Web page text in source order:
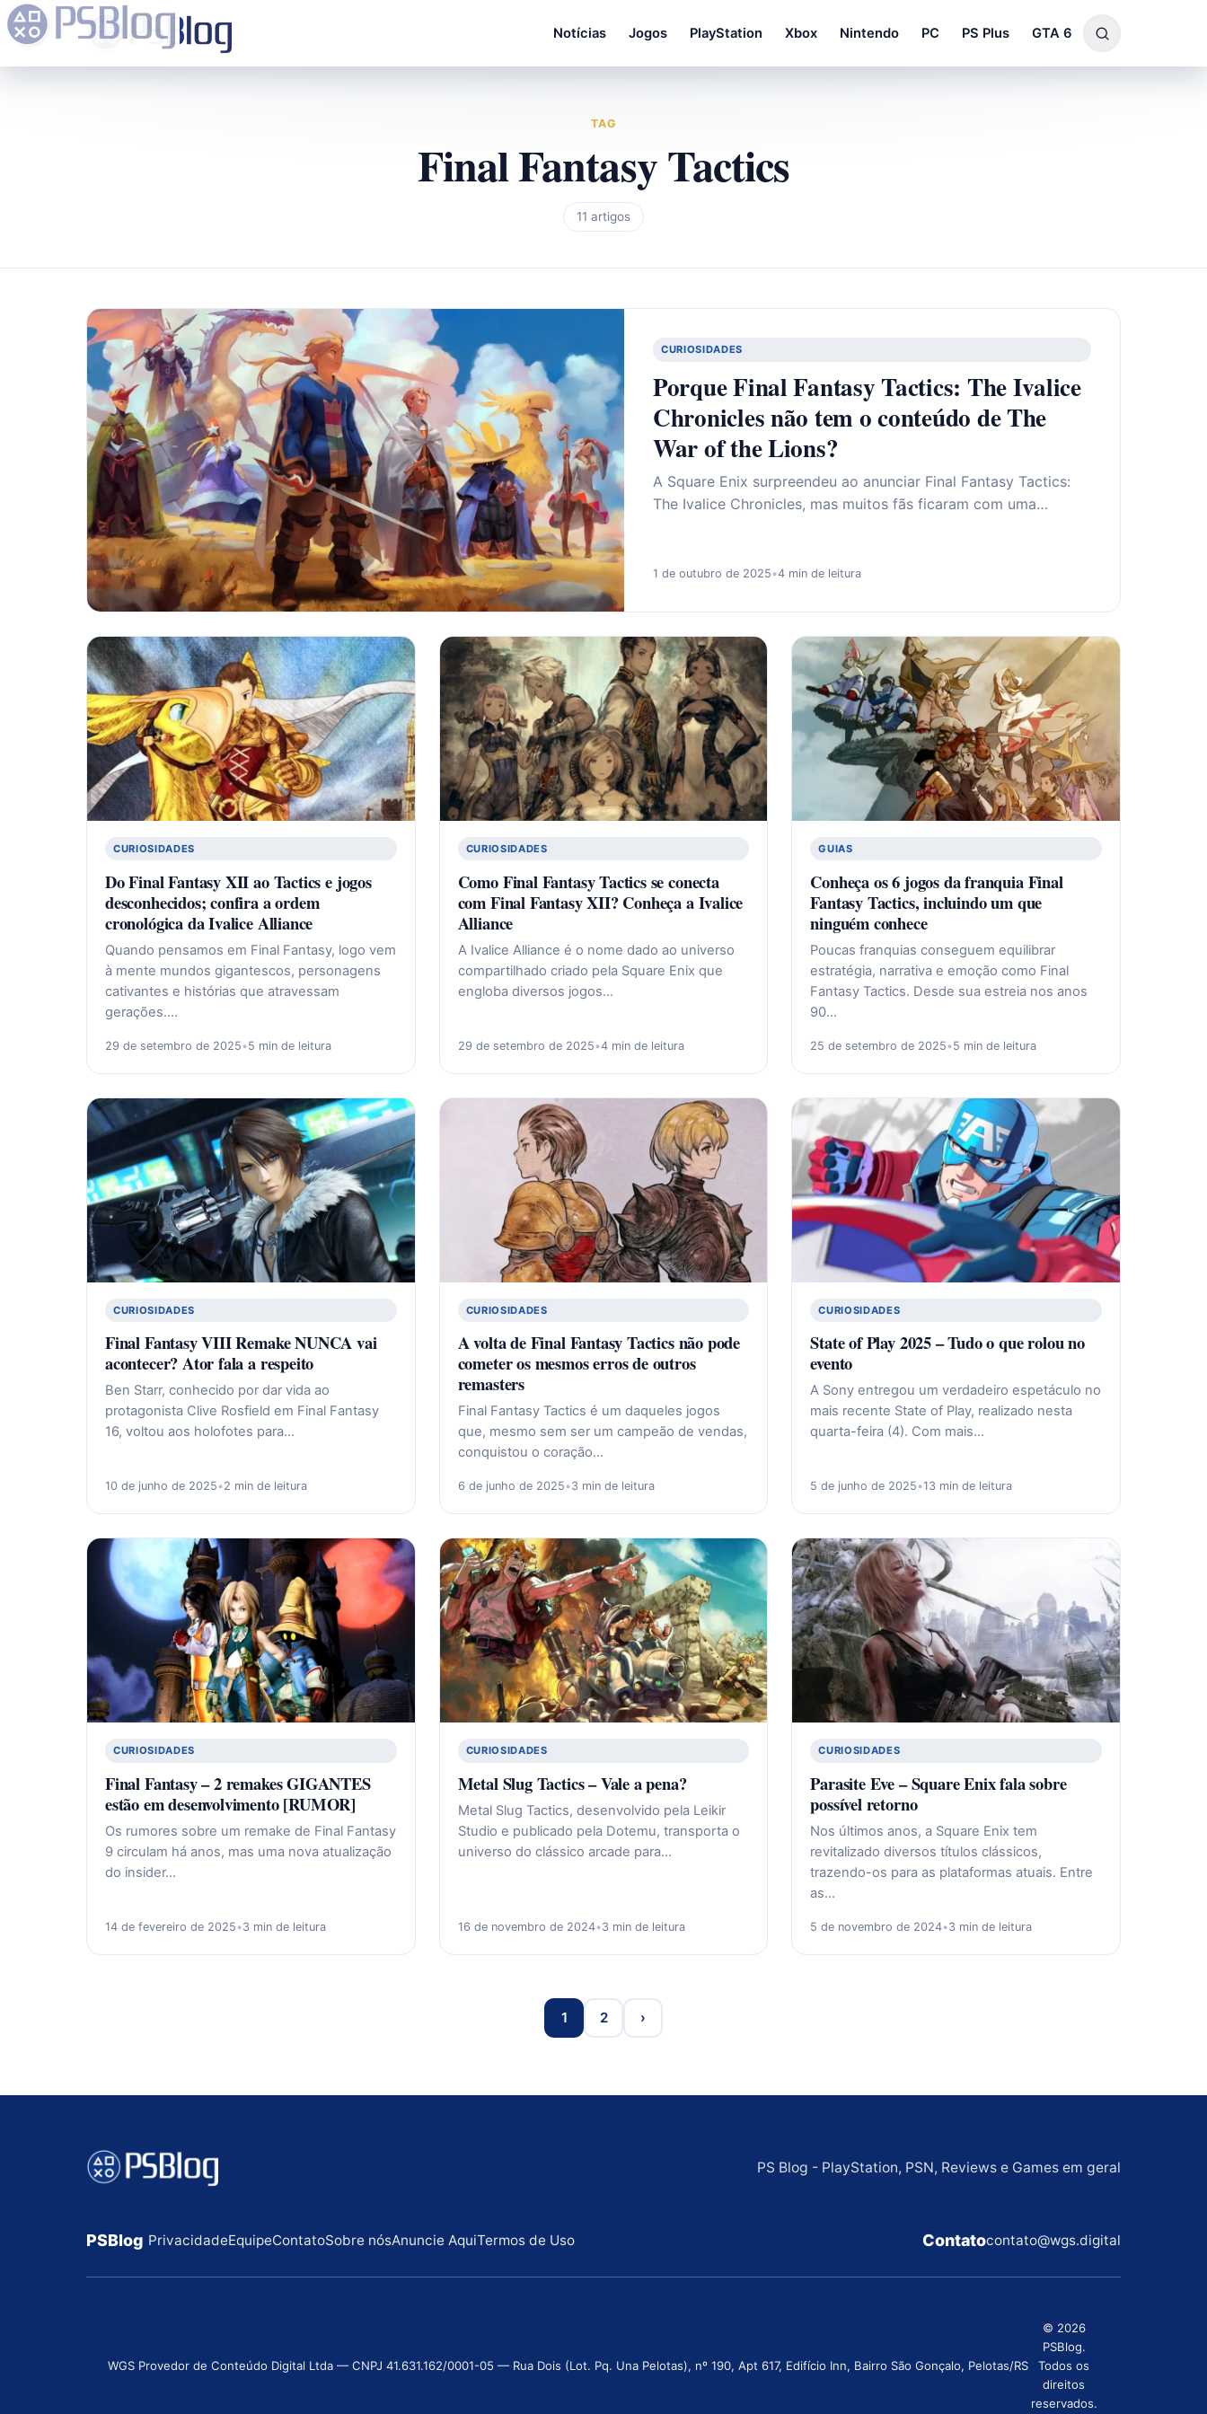
Notícias Jogos PlayStation Xbox Nintendo PC PS Plus GTA 6
TAG
Final Fantasy Tactics
11 artigos
CURIOSIDADES
Porque Final Fantasy Tactics: The Ivalice
Chronicles não tem o conteúdo de The
War of the Lions?
A Square Enix surpreendeu ao anunciar Final Fantasy Tactics:
The Ivalice Chronicles, mas muitos fãs ficaram com uma…
1 de outubro de 2025•4 min de leitura
CURIOSIDADES
Do Final Fantasy XII ao Tactics e jogos
desconhecidos; confira a ordem
cronológica da Ivalice Alliance
Quando pensamos em Final Fantasy, logo vem
à mente mundos gigantescos, personagens
cativantes e histórias que atravessam
gerações.…
29 de setembro de 2025•5 min de leitura
CURIOSIDADES
Como Final Fantasy Tactics se conecta
com Final Fantasy XII? Conheça a Ivalice
Alliance
A Ivalice Alliance é o nome dado ao universo
compartilhado criado pela Square Enix que
engloba diversos jogos…
29 de setembro de 2025•4 min de leitura
GUIAS
Conheça os 6 jogos da franquia Final
Fantasy Tactics, incluindo um que
ninguém conhece
Poucas franquias conseguem equilibrar
estratégia, narrativa e emoção como Final
Fantasy Tactics. Desde sua estreia nos anos
90…
25 de setembro de 2025•5 min de leitura
CURIOSIDADES
Final Fantasy VIII Remake NUNCA vai
acontecer? Ator fala a respeito
Ben Starr, conhecido por dar vida ao
protagonista Clive Rosfield em Final Fantasy
16, voltou aos holofotes para…
10 de junho de 2025•2 min de leitura
CURIOSIDADES
A volta de Final Fantasy Tactics não pode
cometer os mesmos erros de outros
remasters
Final Fantasy Tactics é um daqueles jogos
que, mesmo sem ser um campeão de vendas,
conquistou o coração…
6 de junho de 2025•3 min de leitura
CURIOSIDADES
State of Play 2025 – Tudo o que rolou no
evento
A Sony entregou um verdadeiro espetáculo no
mais recente State of Play, realizado nesta
quarta-feira (4). Com mais…
5 de junho de 2025•13 min de leitura
CURIOSIDADES
Final Fantasy – 2 remakes GIGANTES
estão em desenvolvimento [RUMOR]
Os rumores sobre um remake de Final Fantasy
9 circulam há anos, mas uma nova atualização
do insider…
14 de fevereiro de 2025•3 min de leitura
CURIOSIDADES
Metal Slug Tactics – Vale a pena?
Metal Slug Tactics, desenvolvido pela Leikir
Studio e publicado pela Dotemu, transporta o
universo do clássico arcade para…
16 de novembro de 2024•3 min de leitura
CURIOSIDADES
Parasite Eve – Square Enix fala sobre
possível retorno
Nos últimos anos, a Square Enix tem
revitalizado diversos títulos clássicos,
trazendo-os para as plataformas atuais. Entre
as…
5 de novembro de 2024•3 min de leitura
1 2 ›
PS Blog - PlayStation, PSN, Reviews e Games em geral
PSBlog PrivacidadeEquipeContatoSobre nósAnuncie AquiTermos de Uso Contatocontato@wgs.digital
WGS Provedor de Conteúdo Digital Ltda — CNPJ 41.631.162/0001-05 — Rua Dois (Lot. Pq. Una Pelotas), nº 190, Apt 617, Edifício Inn, Bairro São Gonçalo, Pelotas/RS
© 2026
PSBlog.
Todos os
direitos
reservados.